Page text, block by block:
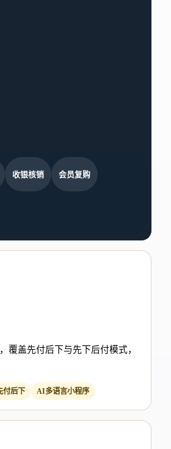
收银核销 会员复购
覆盖先付后下与先下后付模式，
付后下 AI多语言小程序